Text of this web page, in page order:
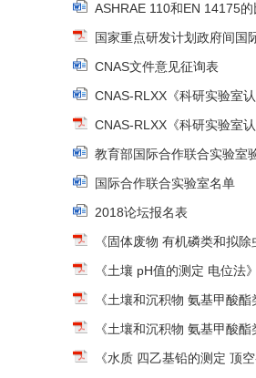
ASHRAE 110和EN 14175
国家重点研发计划政府间国
CNAS文件意见征询表
CNAS-RLXX《科研实验室
CNAS-RLXX《科研实验室
教育部国际合作联合实验室
国际合作联合实验室名单
2018论坛报名表
《固体废物 有机磷类和拟
《土壤 pH值的测定 电位法
《土壤和沉积物 氨基甲酸
《土壤和沉积物 氨基甲酸
《水质 四乙基铅的测定 顶